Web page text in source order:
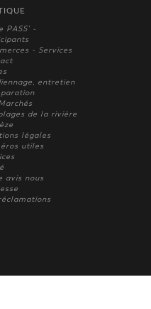
PASS' -
- Services
entretien
de la rivière
légales
utiles
avis nous